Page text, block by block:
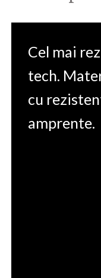
Cel mai
tech.
cu
amprente.